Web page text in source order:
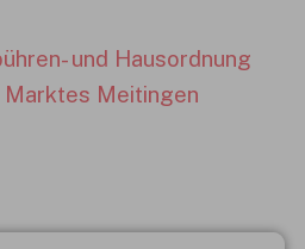
und Hausordnung
Meitingen